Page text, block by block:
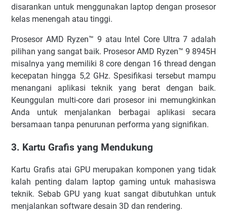
disarankan untuk menggunakan laptop dengan prosesor
kelas menengah atau tinggi.
Prosesor AMD Ryzen™ 9 atau Intel Core Ultra 7 adalah
pilihan yang sangat baik. Prosesor AMD Ryzen™ 9 8945H
misalnya yang memiliki 8 core dengan 16 thread dengan
kecepatan hingga 5,2 GHz. Spesifikasi tersebut mampu
menangani aplikasi teknik yang berat dengan baik.
Keunggulan multi-core dari prosesor ini memungkinkan
Anda untuk menjalankan berbagai aplikasi secara
bersamaan tanpa penurunan performa yang signifikan.
3. Kartu Grafis yang Mendukung
Kartu Grafis atai GPU merupakan komponen yang tidak
kalah penting dalam laptop gaming untuk mahasiswa
teknik. Sebab GPU yang kuat sangat dibutuhkan untuk
menjalankan software desain 3D dan rendering.